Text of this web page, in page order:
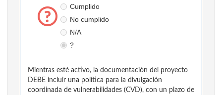
Cumplido
No cumplido
N/A
?
Mientras esté activo, la documentación del proyecto
DEBE incluir una política para la divulgación
coordinada de vulnerabilidades (CVD), con un plazo de